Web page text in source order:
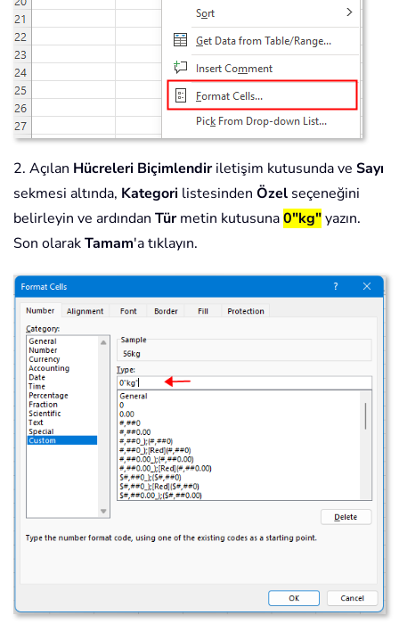
2. Açılan Hücreleri Biçimlendiriletişim kutusunda ve Sayı
sekmesi altında, Kategori listesinden Özel seçeneğini
belirleyin ve ardından Türmetin kutusuna0"kg"yazın.
Son olarakTamam'a tıklayın.